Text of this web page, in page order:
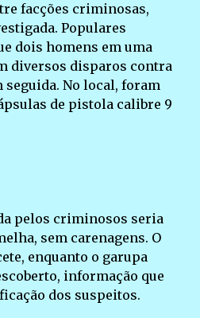
facções criminosas,
Populares
dois homens em uma
diversos disparos contra
No local, foram
de pistola calibre 9
pelos criminosos seria
sem carenagens. O
enquanto o garupa
informação que
dos suspeitos.